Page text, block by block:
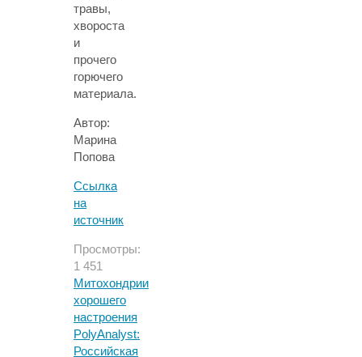
травы,
хвороста
и
прочего
горючего
материала.
Автор:
Марина
Попова
Ссылка
на
источник
Просмотры:
1 451
Митохондрии
хорошего
настроения
PolyAnalyst:
Российская